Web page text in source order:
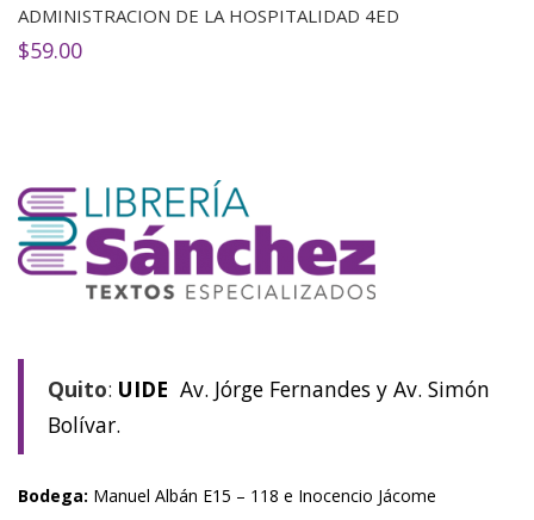
ADMINISTRACION DE LA HOSPITALIDAD 4ED
$59.00
Quito: UIDE Av. Jórge Fernandes y Av. Simón
Bolívar.
Bodega: Manuel Albán E15 – 118 e Inocencio Jácome